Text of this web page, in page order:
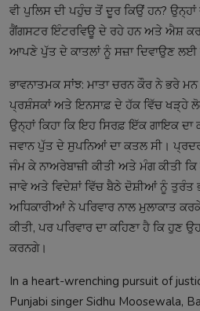
ਵੀ ਪੁਲਿਸ ਦੀ ਪਹੁੰਚ ਤੋਂ ਦੂਰ ਕਿਉਂ ਹਨ?
ਗੈਂਗਸਟਰ ਇੰਟਰਵਿਊ ਦੇ ਰਹੇ ਹਨ ਅਤੇ ਐਸ਼ ਕਰ
ਆਪਣੇ ਪੁੱਤ ਦੇ ਕਾਤਲਾਂ ਨੂੰ ਸਜ਼ਾ ਦਿਵਾਉਣ ਲਈ
ਭਾਵਨਾਤਮਕ ਸਾਂਝ: ਮਾਤਾ ਚਰਨ ਕੌਰ ਨੇ ਭਰੇ
ਪ੍ਰਸ਼ੰਸਕਾਂ ਅਤੇ ਇਨਸਾਫ਼ ਦੇ ਹੱਕ ਵਿੱਚ ਖੜ੍ਹੇ
ਉਨ੍ਹਾਂ ਕਿਹਾ ਕਿ ਇਹ ਸਿਰਫ਼ ਇੱਕ ਗਾਇਕ
ਜਵਾਨ ਪੁੱਤ ਦੇ ਸੁਪਨਿਆਂ ਦਾ ਕਤਲ ਸੀ।
ਜੰਮ ਕੇ ਨਾਅਰੇਬਾਜ਼ੀ ਕੀਤੀ ਅਤੇ ਮੰਗ ਕੀਤੀ
ਜਾਵੇ ਅਤੇ ਵਿਦੇਸ਼ਾਂ ਵਿੱਚ ਬੈਠੇ ਦੋਸ਼ੀਆਂ ਨੂੰ ਤੁਰੰਤ
ਅਧਿਕਾਰੀਆਂ ਨੇ ਪਰਿਵਾਰ ਨਾਲ ਮੁਲਾਕਾਤ
ਕੀਤੀ, ਪਰ ਪਰਿਵਾਰ ਦਾ ਕਹਿਣਾ ਹੈ ਕਿ ਹੁਣ
ਕਰਨਗੇ।
In a heart-wrenching pursuit of
Punjabi singer Sidhu Moosewala,